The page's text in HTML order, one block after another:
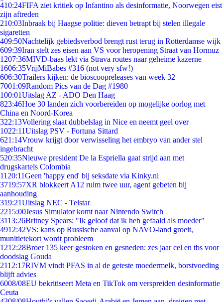
410:24FIFA ziet kritiek op Infantino als desinformatie, Noorwegen eist
zijn aftreden
210:03Inbraak bij Haagse politie: dieven betrapt bij stelen illegale
sigaretten
409:50Nachtelijk gebiedsverbod brengt rust terug in Rotterdamse wijk
609:39Iran stelt zes eisen aan VS voor heropening Straat van Hormuz
1207:36MIVD-baas lekt via Strava routes naar geheime kazerne
1606:35VrijMiBabes #316 (not very sfw!)
606:30Trailers kijken: de bioscoopreleases van week 32
7001:09Random Pics van de Dag #1980
100:01Uitslag AZ - ADO Den Haag
823:46Hoe 30 landen zich voorbereiden op mogelijke oorlog met
China en Noord-Korea
322:13Vollering slaat dubbelslag in Nice en neemt geel over
1022:11Uitslag PSV - Fortuna Sittard
621:14Vrouw krijgt door verwisseling het embryo van ander stel
ingebracht
520:35Nieuwe president De la Espriella gaat strijd aan met
drugskartels Colombia
11 20:11Geen 'happy end' bij seksdate via Kinky.nl
3719:57XR blokkeert A12 ruim twee uur, agent gebeten bij
aanhouding
319:21Uitslag NEC - Telstar
2215:00Jesus Simulator komt naar Nintendo Switch
3113:26Britney Spears: "Ik geloof dat ik heb gefaald als moeder"
4912:42VS: kans op Russische aanval op NAVO-land groeit,
munitietekort wordt probleem
1212:28Broer 135 keer gestoken en gesneden: zes jaar cel en tbs voor
doodslag Gouda
2112:17RIVM vindt PFAS in al de geteste moedermelk, borstvoeding
blijft advies
6008/08EU bekritiseert Meta en TikTok om verspreiden desinformatie
Ceuta